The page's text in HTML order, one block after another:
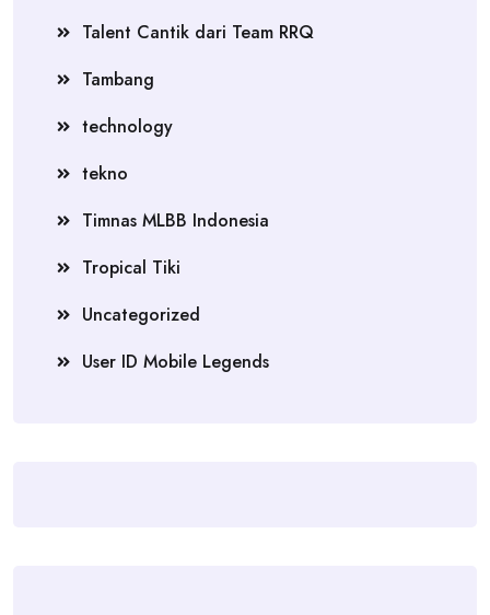
Talent Cantik dari Team RRQ
Tambang
technology
tekno
Timnas MLBB Indonesia
Tropical Tiki
Uncategorized
User ID Mobile Legends